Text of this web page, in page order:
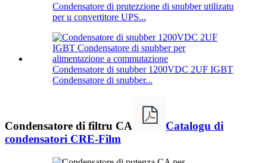
Condensatore di prutezzione di snubber utilizatu
per u convertitore UPS...
Condensatore di snubber 1200VDC 2UF IGBT
Condensatore di snubber...
Condensatore di filtru CA
Catalogu di
condensatori CRE-Film